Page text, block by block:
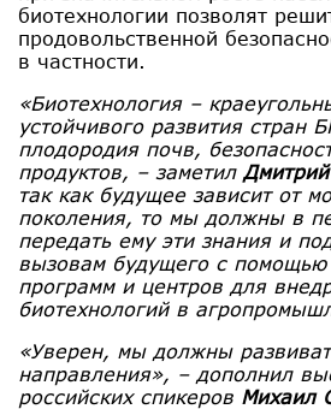
биотехнологии позволят
продовольственной
в частности.
«Биотехнология –
устойчивого развития стран
плодородия почв,
продуктов, – заметил
так как будущее зависит от
поколения, то мы должны в
передать ему эти знания и
вызовам будущего с помощью
программ и центров для
биотехнологий в
«Уверен, мы должны
направления», – дополнил
российских спикеров Михаил